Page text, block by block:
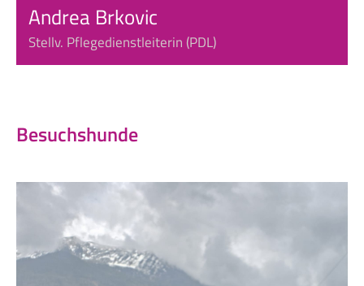
Andrea Brkovic
Stellv. Pflegedienstleiterin (PDL)
Besuchshunde